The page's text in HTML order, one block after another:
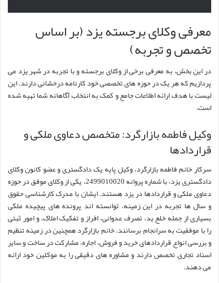
معرفی وکلای برجسته یزد (بر اساس
تخصص و تجربه)
در این بخش، به معرفی برخی از وکلای برجسته و با تجربه در شهر یزد می
پردازیم که هر یک در حوزه های تخصصی خود کارنامه درخشانی دارند. این
لیست با هدف ارائه اطلاعات جامع و کمک به انتخاب آگاهانه شما تهیه شده
است.
وکیل فاطمه بازارگرد: متخصص دعاوی ملکی و
قراردادها
سرکار خانم فاطمه بازارگرد، وکیل پایه یک دادگستری و عضو کانون وکلای
دادگستری یزد، با شماره پروانه 2499010020، یکی از وکلای موفق در حوزه
دعاوی ملکی و قراردادها در یزد هستند. ایشان با مدرک کارشناسی حقوق
و سال ها تجربه در این زمینه، توانسته اند پرونده های پیچیده ملکی
بسیاری از جمله خلع ید، تصرف عدوانی، افراز و تفکیک املاک، و امور ثبتی
را با موفقیت به سرانجام برسانند. خانم بازارگرد همچنین در زمینه تنظیم
و بررسی انواع قراردادهای خرید و فروش، اجاره، مشارکت در ساخت و سایر
اسناد تجاری تخصص دارند و مشاوره های دقیقی را به موکلین خود ارائه
می دهند.